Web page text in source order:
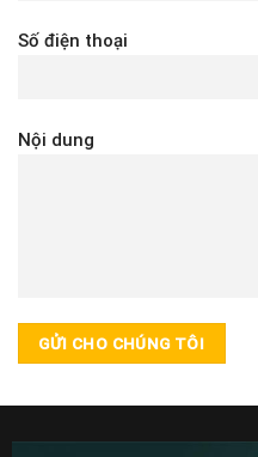
Số điện thoại
Nội dung